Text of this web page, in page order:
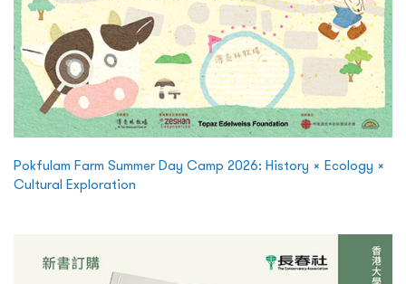
Pokfulam Farm Summer Day Camp 2026: History × Ecology ×
Cultural Exploration